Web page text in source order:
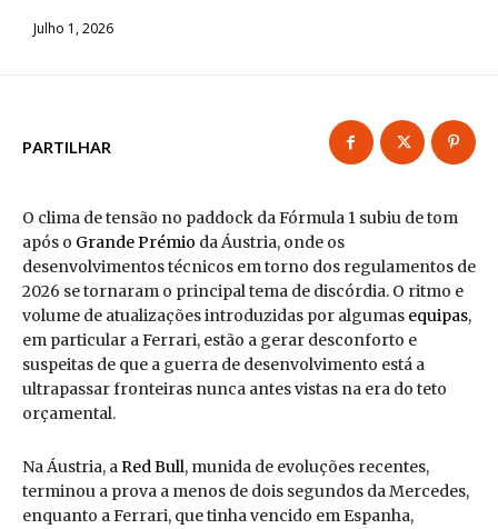
Julho 1, 2026
PARTILHAR
O clima de tensão no paddock da Fórmula 1 subiu de tom
após o Grande Prémio da Áustria, onde os
desenvolvimentos técnicos em torno dos regulamentos de
2026 se tornaram o principal tema de discórdia. O ritmo e
volume de atualizações introduzidas por algumas equipas,
em particular a Ferrari, estão a gerar desconforto e
suspeitas de que a guerra de desenvolvimento está a
ultrapassar fronteiras nunca antes vistas na era do teto
orçamental.
Na Áustria, aRed Bull, munida de evoluções recentes,
terminou a prova a menos de dois segundos da Mercedes,
enquanto a Ferrari, que tinha vencido em Espanha,